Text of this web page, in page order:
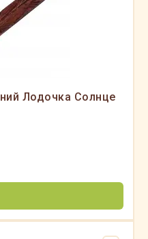
Лодочка Солнце